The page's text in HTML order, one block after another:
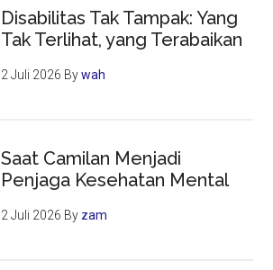
Disabilitas Tak Tampak: Yang
Tak Terlihat, yang Terabaikan
2 Juli 2026 Bywah
Saat Camilan Menjadi
Penjaga Kesehatan Mental
2 Juli 2026 By zam